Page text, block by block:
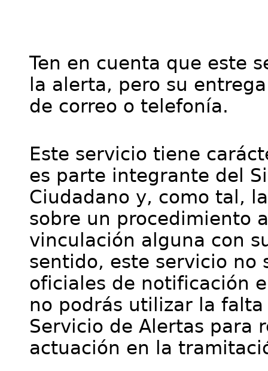
Ten en cuenta que este
la alerta, pero su
de correo o telefonía.
Este servicio tiene
es parte integrante del
Ciudadano y, como tal,
sobre un procedimiento
vinculación alguna con
sentido, este servicio no
oficiales de notificación
no podrás utilizar la
Servicio de Alertas para
actuación en la